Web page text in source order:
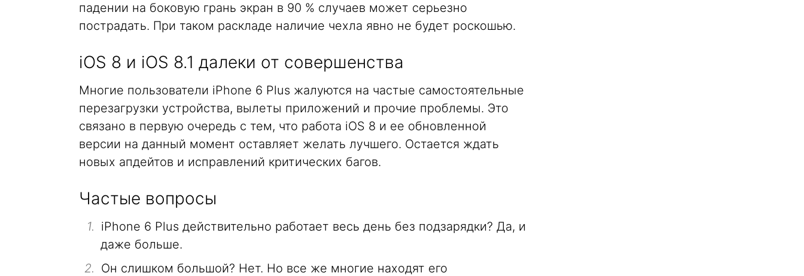
падении на боковую грань экран в 90 % случаев может серьезно
пострадать. При таком раскладе наличие чехла явно не будет роскошью.
iOS 8 и iOS 8.1 далеки от совершенства
Многие пользователи iPhone 6 Plus жалуются на частые самостоятельные
перезагрузки устройства, вылеты приложений и прочие проблемы. Это
связано в первую очередь с тем, что работа iOS 8 и ее обновленной
версии на данный момент оставляет желать лучшего. Остается ждать
новых апдейтов и исправлений критических багов.
Частые вопросы
iPhone 6 Plus действительно работает весь день без подзарядки? Да, и
даже больше.
Он слишком большой? Нет. Но все же многие находят его